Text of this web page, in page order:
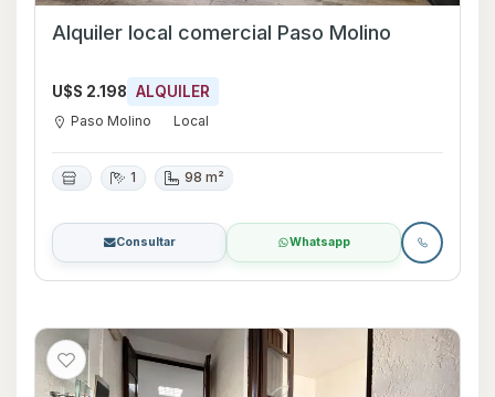
Alquiler local comercial Paso Molino
U$S 2.198 ALQUILER
Paso Molino Local
1 98 m²
Consultar Whatsapp